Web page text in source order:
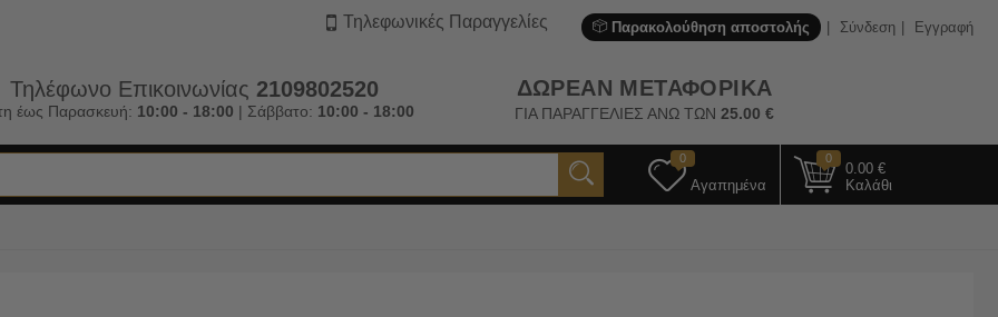
Παρακολούθηση αποστολής Σύνδεση Εγγραφή
Τηλεφωνικές Παραγγελίες
Τηλέφωνο Επικοινωνίας 2109802520
έως Παρασκευή: 10:00 - 18:00 | Σάββατο: 10:00 - 18:00
ΔΩΡΕΑΝ ΜΕΤΑΦΟΡΙΚΑ
ΓΙΑ ΠΑΡΑΓΓΕΛΙΕΣ ΑΝΩ ΤΩΝ25.00 €
0
Αγαπημένα
0
0.00 €
Καλάθι